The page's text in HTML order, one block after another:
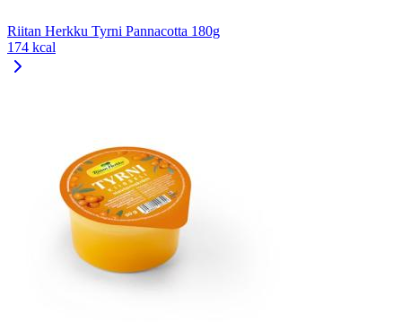
Riitan Herkku Tyrni Pannacotta 180g
174 kcal